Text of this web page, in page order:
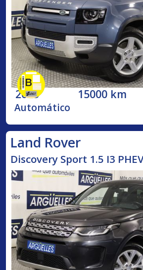
2023 15000 km
Automático
Land Rover
Discovery Sport 1.5 I3